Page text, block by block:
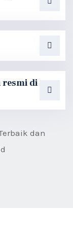
resmi di